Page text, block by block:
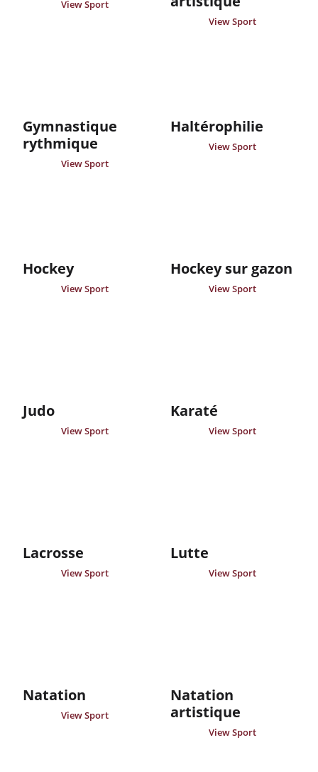
View Sport
View Sport
Gymnastique
rythmique
View Sport
Haltérophilie
View Sport
Hockey
View Sport
Hockey sur gazon
View Sport
Judo
View Sport
Karaté
View Sport
Lacrosse
View Sport
Lutte
View Sport
Natation
View Sport
Natation
artistique
View Sport